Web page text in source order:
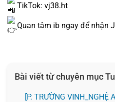
TikTok: vj38.ht
Quan tâm ib ngay để nhận
Bài viết từ chuyên mục
[P. TRƯỜNG VINH_NGHỆ